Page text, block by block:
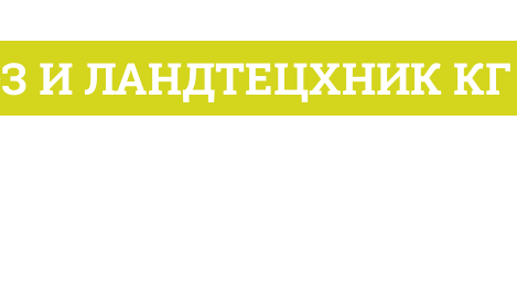
И ЛАНДТЕЦХНИК КГ